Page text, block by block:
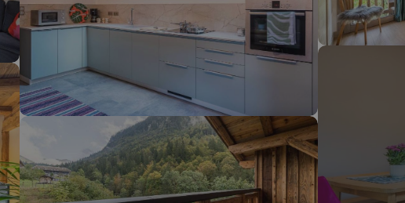
coincida con tu búsqueda. Prueba a modificar el destino.
norte. En cuanto encuentre su brújula vuelve.